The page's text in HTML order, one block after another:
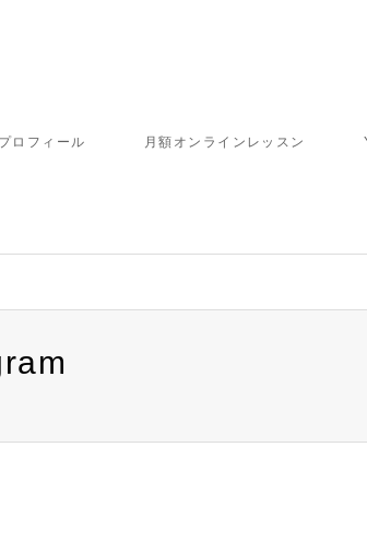
プロフィール 月額オンラインレッスン